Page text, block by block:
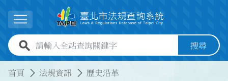
展開選單
全站查詢關鍵字欄位 搜尋
首頁 法規資訊 歷史沿革